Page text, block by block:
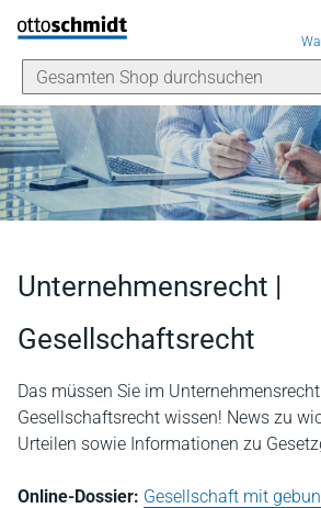
Direkt zum Inhalt
Unternehmensrecht |
Gesellschaftsrecht
Das müssen Sie im
Gesellschaftsrecht wissen! News zu
Urteilen sowie Informationen zu
Online-Dossier: Gesellschaft mit